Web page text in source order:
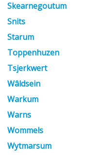
Skearnegoutum
Snits
Starum
Toppenhuzen
Tsjerkwert
Wâldsein
Warkum
Warns
Wommels
Wytmarsum